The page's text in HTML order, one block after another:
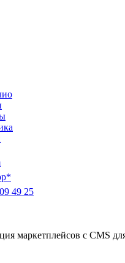
49 25
маркетплейсов с CMS